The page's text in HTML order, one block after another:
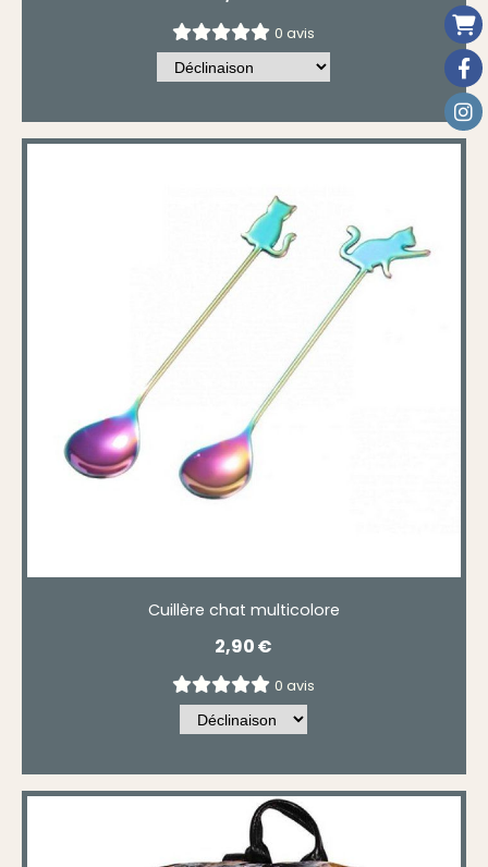
0 avis
Cuillère chat multicolore
2,90€
0 avis